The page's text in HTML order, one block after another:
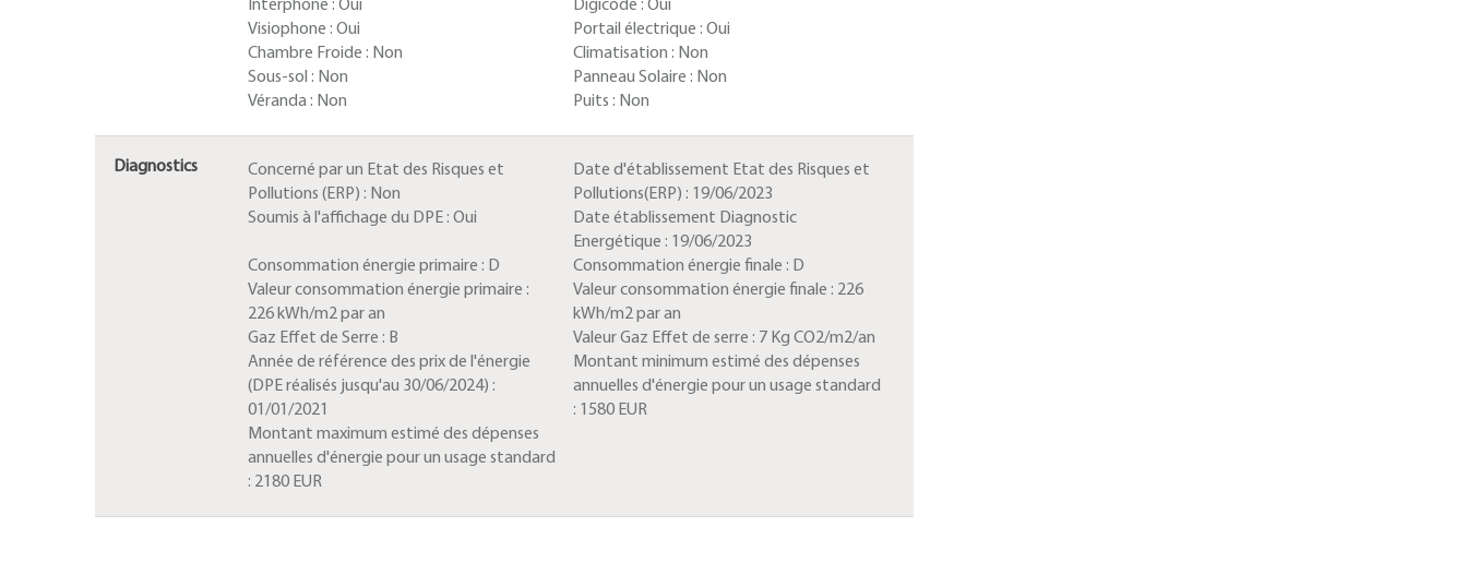
Interphone : Oui Digicode : Oui
Visiophone : Oui Portail électrique : Oui
Chambre Froide : Non Climatisation : Non
Sous-sol : Non Panneau Solaire : Non
Véranda : Non Puits : Non
Diagnostics
Concerné par un Etat des Risques et
Pollutions (ERP) : Non
Date d'établissement Etat des Risques et
Pollutions(ERP) : 19/06/2023
Soumis à l'affichage du DPE : Oui
Date établissement Diagnostic
Energétique : 19/06/2023
Consommation énergie primaire : D Consommation énergie finale : D
Valeur consommation énergie primaire :
226 kWh/m2 par an
Valeur consommation énergie finale : 226
kWh/m2 par an
Gaz Effet de Serre : B Valeur Gaz Effet de serre : 7 Kg CO2/m2/an
Année de référence des prix de l'énergie
(DPE réalisés jusqu'au 30/06/2024) :
01/01/2021
Montant minimum estimé des dépenses
annuelles d'énergie pour un usage standard
: 1580 EUR
Montant maximum estimé des dépenses
annuelles d'énergie pour un usage standard
: 2180 EUR